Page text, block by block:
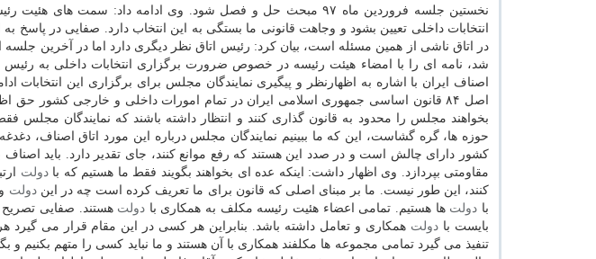
نخستین جلسه فروردین ماه ۹۷ مبحث حل و فصل شود. وی ادامه داد: سمت
انتخابات داخلی تعیین بشود و وجاهت قانونی ما بستگی به این انتخاب دارد. صفایی در پاسخ
در اتاق ناشی از همین مسئله است، بیان كرد: رئیس اتاق نظر دیگری دارد اما در آخرین جلسه
شد، نامه ای را با امضاء هیئت رئیسه در خصوص ضرورت برگزاری انتخابات داخلی به
اصناف ایران با اشاره به اظهارنظر و پیگیری نمایندگان مجلس برای برگزاری این انتخابات
اصل ۸۴ قانون اساسی جمهوری اسلامی ایران در تمام امورات داخلی و خارجی كشور
بخواهند مجلس را محدود به قانون گذاری كنند و انتظار داشته باشند كه نمایندگان
حوزه ها، گره گشاست، این كه ما ببینیم نمایندگان مجلس درباره این مورد اتاق اصناف،
كشور دارای چالش است و در صدد این هستند كه رفع موانع كنند، جای تقدیر دارد. باید
مقاومتی بپردازد. وی اظهار داشت: اینكه عده ای بخواهند بگویند فقط ما هستیم كه بادولت
كنند، این طور نیست. ما بر مبنای اصلی كه قانون برای ما تعریف كرده است چه در ایندولت
با دولت ها هستیم. تمامی اعضاء هئیت رئیسه مكلف به همكاری با دولت هستند. صفایی
بایست با دولت همكاری و تعامل داشته باشد. بنابراین هر كسی در این مقام قرار می گیرد
تنفیذ می گیرد تمامی مجموعه ها مكلفند همكاری با آن هستند و ما نباید كسی را متهم بكنیم و